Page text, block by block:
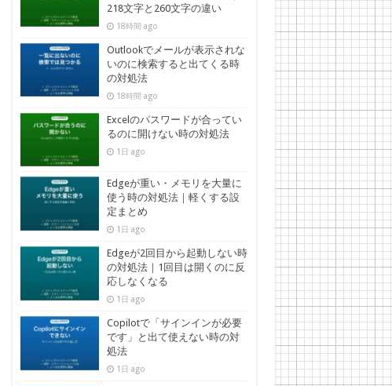
218文字と260文字の違い
18時間 ago
Outlookでメールが表示されな
いのに検索すると出てくる時
の対処法
18時間 ago
Excelのパスワードが合ってい
るのに開けない時の対処法
1日 ago
Edgeが重い・メモリを大量に
使う時の対処法｜軽くする設
定まとめ
1日 ago
Edgeが2回目から起動しない時
の対処法｜1回目は開くのに反
応しなくなる
1日 ago
Copilotで「サインインが必要
です」と出て使えない時の対
処法
1日 ago